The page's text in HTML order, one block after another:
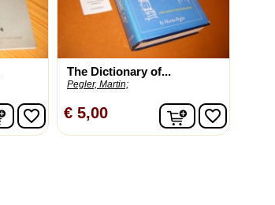
In winkelwagen
favorite_border
The Dictionary of...
Pegler, Martin;
€ 5,00 Infavorite_border